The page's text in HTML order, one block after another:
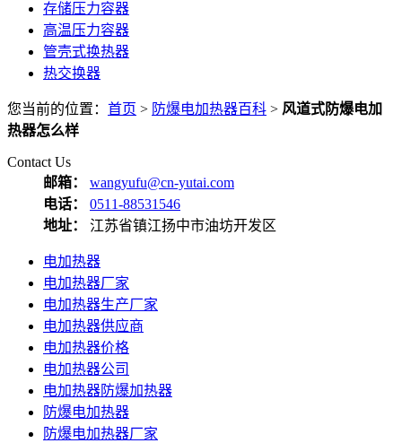
存储压力容器
高温压力容器
管壳式换热器
热交换器
您当前的位置： 首页 > 防爆电加热器百科 > 风道式防爆电加
热器怎么样
Contact Us
邮箱：
wangyufu@cn-yutai.com
电话：
0511-88531546
地址：
江苏省镇江扬中市油坊开发区
电加热器
电加热器厂家
电加热器生产厂家
电加热器供应商
电加热器价格
电加热器公司
电加热器防爆加热器
防爆电加热器
防爆电加热器厂家